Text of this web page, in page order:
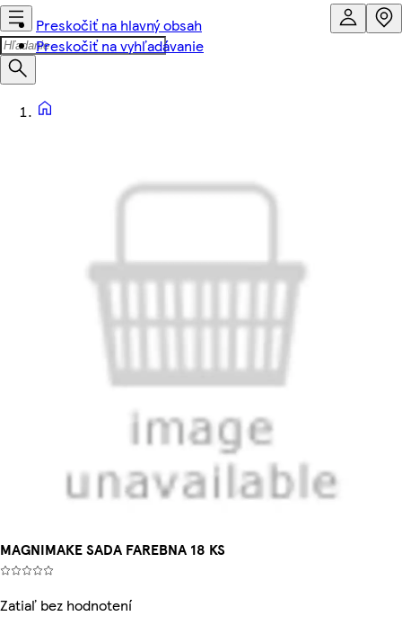
Preskočiť na hlavný obsah
Preskočiť na vyhľadávanie
MAGNIMAKE SADA FAREBNA 18 KS
Zatiaľ bez hodnotení